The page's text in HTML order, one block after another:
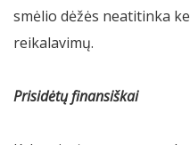
smėlio dėžės neatitinka
reikalavimų.
Prisidėtų finansiškai